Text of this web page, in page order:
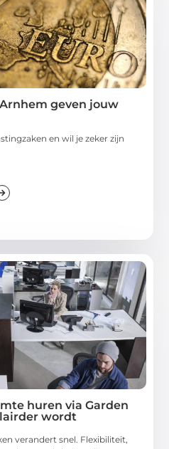
geven jouw
en wil je zeker zijn
huren via Garden
wordt
verandert snel. Flexibiliteit,